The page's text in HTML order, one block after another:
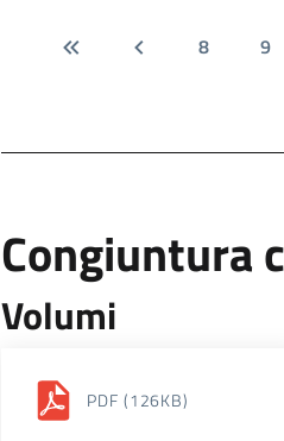
8 9
Congiuntura
Volumi
PDF (126KB)